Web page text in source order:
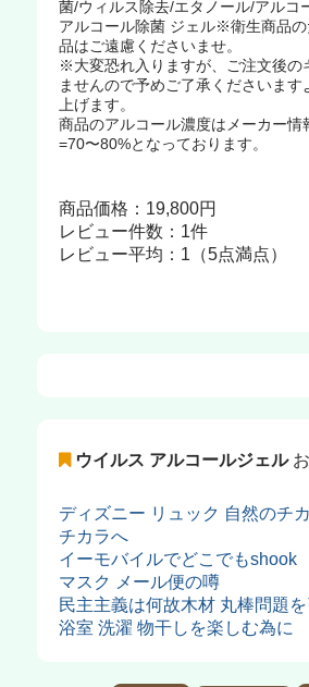
菌/ウィルス除去/エタノール/アルコ
アルコール除菌 ジェル※衛生商品の
品はご遠慮くださいませ。
※大変恐れ入りますが、ご注文後の
ませんので予めご了承くださいます
上げます。
商品のアルコール濃度はメーカー情
=70〜80%となっております。
商品価格：19,800円
レビュー件数：1件
レビュー平均：1（5点満点）
ウイルス アルコールジェルお
ディズニー リュック 自然のチ
チカラへ
イーモバイルでどこでもshook
マスク メール便の噂
民主主義は何故木材 丸棒問題
浴室 洗濯 物干しを楽しむ為に